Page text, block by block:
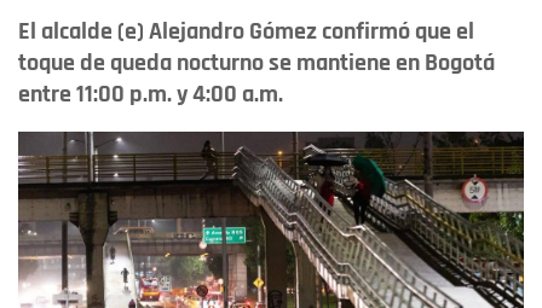
El alcalde (e) Alejandro Gómez confirmó que el
toque de queda nocturno se mantiene en Bogotá
entre 11:00 p.m. y 4:00 a.m.